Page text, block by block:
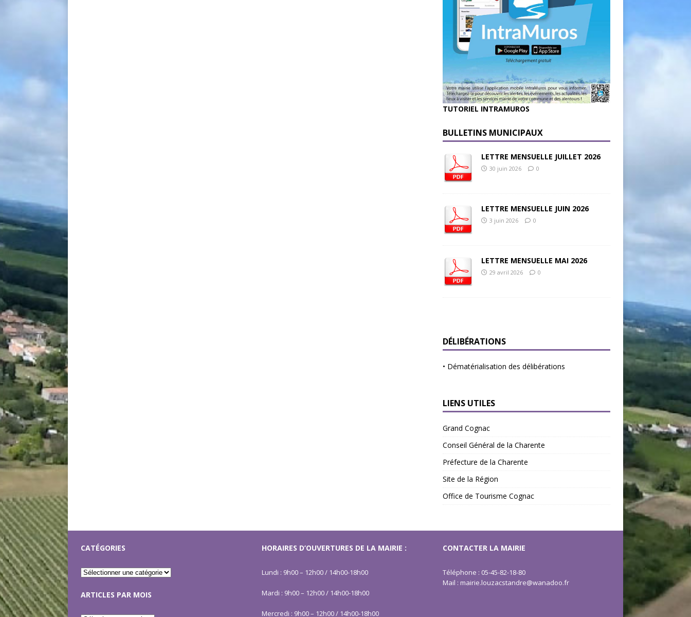
TUTORIEL INTRAMUROS
BULLETINS MUNICIPAUX
LETTRE MENSUELLE JUILLET 2026
30 juin 2026 0
LETTRE MENSUELLE JUIN 2026
3 juin 2026 0
LETTRE MENSUELLE MAI 2026
29 avril 2026 0
DÉLIBÉRATIONS
• Dématérialisation des délibérations
LIENS UTILES
Grand Cognac
Conseil Général de la Charente
Préfecture de la Charente
Site de la Région
Office de Tourisme Cognac
CATÉGORIES
ARTICLES PAR MOIS
HORAIRES D’OUVERTURES DE LA MAIRIE :
Lundi : 9h00 – 12h00 / 14h00-18h00
Mardi : 9h00 – 12h00 / 14h00-18h00
Mercredi : 9h00 – 12h00 / 14h00-18h00
CONTACTER LA MAIRIE
Téléphone : 05-45-82-18-80
Mail : mairie.louzacstandre@wanadoo.fr